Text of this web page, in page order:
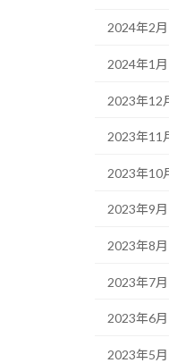
2024年2月
2024年1月
2023年12
2023年11
2023年10
2023年9月
2023年8月
2023年7月
2023年6月
2023年5月